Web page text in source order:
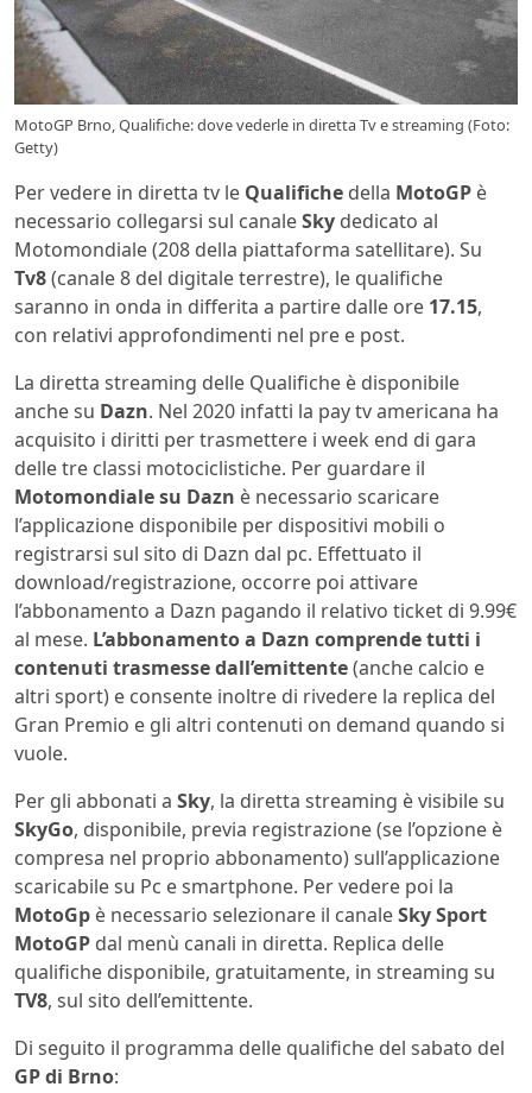
MotoGP Brno, Qualifiche: dove vederle in diretta Tv e streaming (Foto:
Getty)
Per vedere in diretta tv le Qualifiche della MotoGP è
necessario collegarsi sul canaleSky dedicato al
Motomondiale (208 della piattaforma satellitare). Su
Tv8(canale 8 del digitale terrestre), le qualifiche
saranno in onda in differita a partire dalle ore 17.15,
con relativi approfondimenti nel pre e post.
La diretta streaming delle Qualifiche è disponibile
anche su Dazn. Nel 2020 infatti la pay tv americana ha
acquisito i diritti per trasmettere i week end di gara
delle tre classi motociclistiche. Per guardare il
Motomondiale su Dazn è necessario scaricare
l’applicazione disponibile per dispositivi mobili o
registrarsi sul sito di Dazn dal pc. Effettuato il
download/registrazione, occorre poi attivare
l’abbonamento a Dazn pagando il relativo ticket di 9.99€
al mese. L’abbonamento a Dazn comprende tutti i
contenuti trasmesse dall’emittente(anche calcio e
altri sport) e consente inoltre di rivedere la replica del
Gran Premio e gli altri contenuti on demand quando si
vuole.
Per gli abbonati a Sky, la diretta streaming è visibile su
SkyGo, disponibile, previa registrazione (se l’opzione è
compresa nel proprio abbonamento) sull’applicazione
scaricabile su Pc e smartphone. Per vedere poi la
MotoGp è necessario selezionare il canaleSky Sport
MotoGP dal menù canali in diretta. Replica delle
qualifiche disponibile, gratuitamente, in streaming su
TV8, sul sito dell’emittente.
Di seguito il programma delle qualifiche del sabato del
GP di Brno: